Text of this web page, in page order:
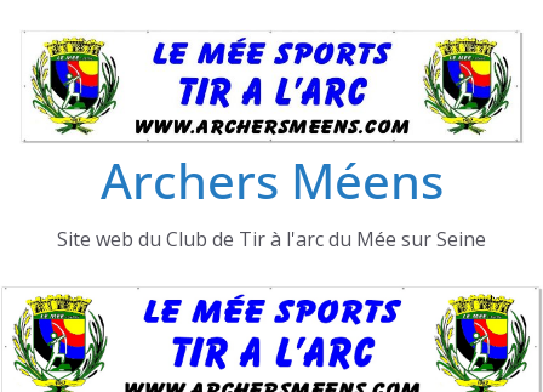
contenu
Archers Méens
Site web du Club de Tir à l'arc du Mée sur Seine